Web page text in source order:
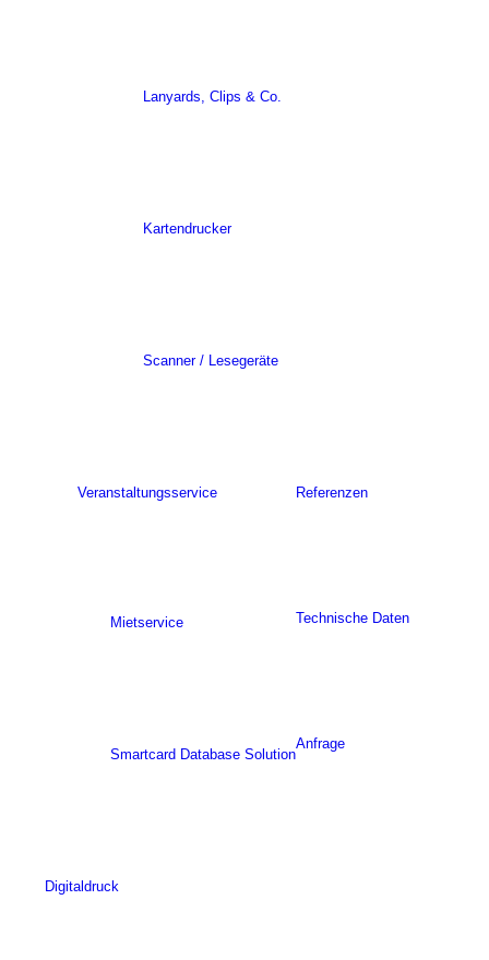
Lanyards, Clips & Co.
Kartendrucker
Scanner / Lesegeräte
Veranstaltungsservice
Mietservice
Smartcard Database Solution
Referenzen
Technische Daten
Anfrage
Digitaldruck